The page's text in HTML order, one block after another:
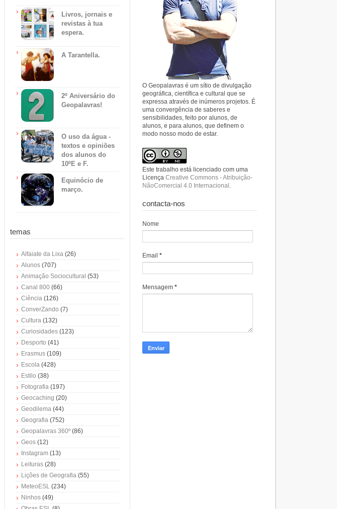
Livros, jornais e
revistas à tua
espera.
A Tarantella.
2º Aniversário do
Geopalavras!
O uso da água -
textos e opiniões
dos alunos do
10ºE e F.
Equinócio de
março.
temas
Alfaiate da Lixa (26)
Alunos (707)
Animação Sociocultural (53)
Canal 800 (66)
Ciência (126)
ConverZando (7)
Cultura (132)
Curiosidades (123)
Desporto (41)
Erasmus (109)
Escola (428)
Estilo (38)
Fotografia (197)
Geocaching (20)
Geodilema (44)
Geografia (752)
Geopalavras 360º (86)
Geos (12)
Instagram (13)
Leituras (28)
Lições de Geografia (55)
MeteoESL (234)
Ninhos (49)
O Geopalavras é um sítio de divulgação
geográfica, científica e cultural que se
expressa através de inúmeros projetos. É
uma convergência de saberes e
sensibilidades, feito por alunos, de
alunos, e para alunos, que definem o
modo nosso modo de estar.
Este trabalho está licenciado com uma
Licença Creative Commons - Atribuição-
NãoComercial 4.0 Internacional .
contacta-nos
Nome
Email *
Mensagem *